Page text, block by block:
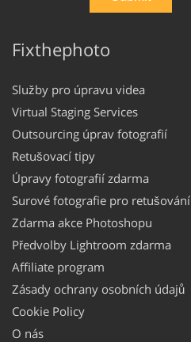
Fixthephoto
Služby pro úpravu videa
Virtual Staging Services
Outsourcing úprav fotografií
Retušovací tipy
Úpravy fotografií zdarma
Surové fotografie pro retušování
Zdarma akce Photoshopu
Předvolby Lightroom zdarma
Affiliate program
Zásady ochrany osobních údajů
Cookie Policy
O nás